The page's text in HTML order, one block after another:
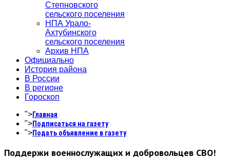
Степновского
сельского поселения
НПА Урало-
Ахтубинского
сельского поселения
Архив НПА
Официально
История района
В России
В регионе
Гороскоп
">Главная
">Подписаться на газету
">Подать объявление в газету
Поддержи военнослужащих и добровольцев СВО!